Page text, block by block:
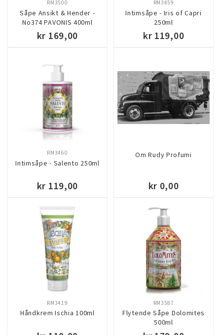
Såpe Ansikt & Hender -
No374 PAVONIS 400ml
RM3500
kr 169,00
Intimsåpe - Iris of Capri
250ml
RM3459
kr 119,00
KJØP
Intimsåpe - Salento 250ml
RM3460
kr 119,00
KJØP
Om Rudy Profumi
kr 0,00
Håndkrem Ischia 100ml
RM3419
Flytende Såpe Dolomites
500ml
RM3587